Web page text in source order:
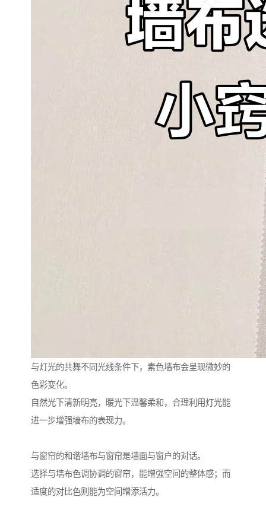
与灯光的共舞不同光线条件下，素色墙布会呈现微妙的
色彩变化。
自然光下清新明亮，暖光下温馨柔和，合理利用灯光能
进一步增强墙布的表现力。
与窗帘的和谐墙布与窗帘是墙面与窗户的对话。
选择与墙布色调协调的窗帘，能增强空间的整体感；而
适度的对比色则能为空间增添活力。